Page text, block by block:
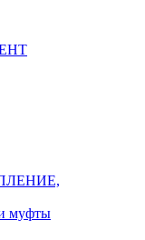
муфты